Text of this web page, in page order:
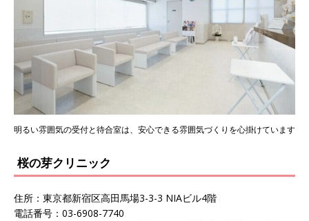
明るい雰囲気の受付と待合室は、安心できる雰囲気づくりを心掛けています
桜の芽クリニック
住所：東京都新宿区高田馬場3-3-3 NIAビル4階
電話番号：03-6908-7740